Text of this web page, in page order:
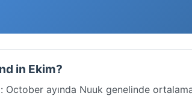
in Ekim?
October ayında Nuuk genelinde